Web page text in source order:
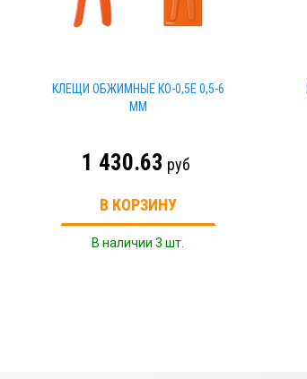
КЛЕЩИ ОБЖИМНЫЕ КО-0,5Е 0,5-6
ММ
1 430.63 руб
В КОРЗИНУ
В наличии 3 шт.